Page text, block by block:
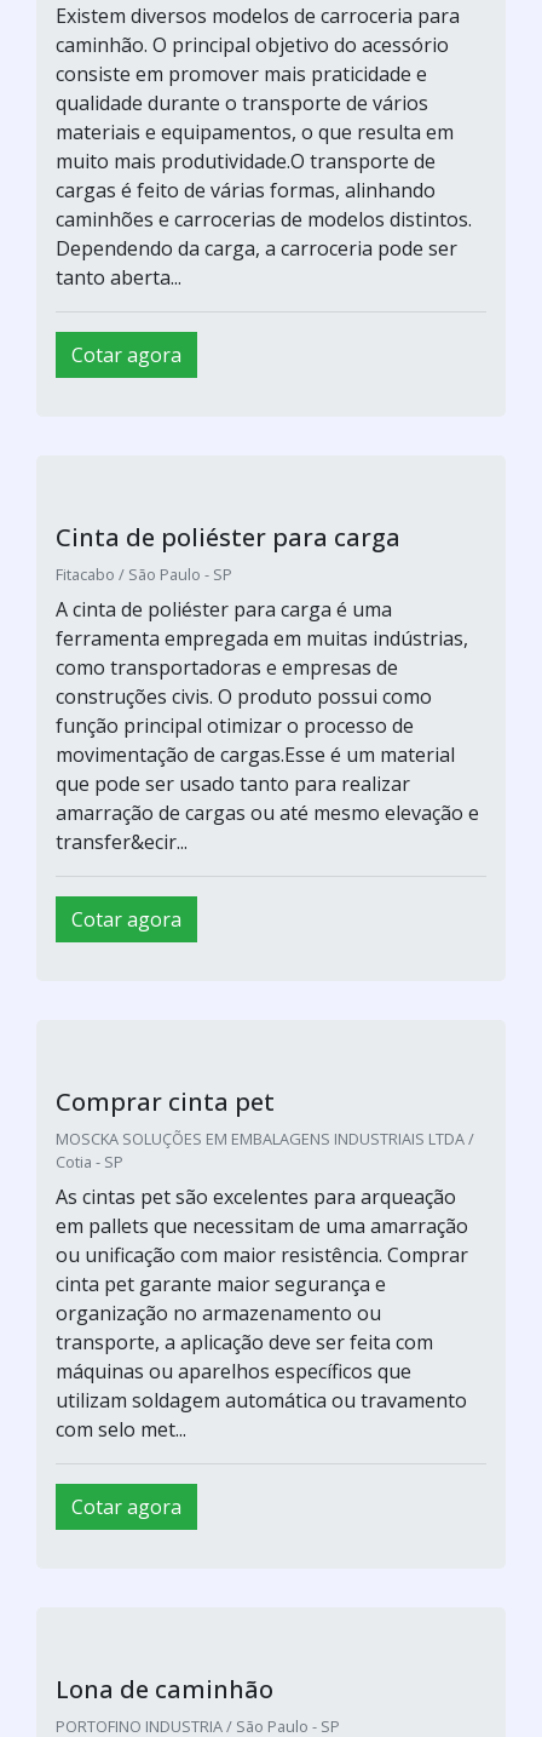
Existem diversos modelos de carroceria para
caminhão. O principal objetivo do acessório
consiste em promover mais praticidade e
qualidade durante o transporte de vários
materiais e equipamentos, o que resulta em
muito mais produtividade.O transporte de
cargas é feito de várias formas, alinhando
caminhões e carrocerias de modelos distintos.
Dependendo da carga, a carroceria pode ser
tanto aberta...
Cotar agora
Cinta de poliéster para carga
Fitacabo / São Paulo - SP
A cinta de poliéster para carga é uma
ferramenta empregada em muitas indústrias,
como transportadoras e empresas de
construções civis. O produto possui como
função principal otimizar o processo de
movimentação de cargas.Esse é um material
que pode ser usado tanto para realizar
amarração de cargas ou até mesmo elevação e
transfer&ecir...
Cotar agora
Comprar cinta pet
MOSCKA SOLUÇÕES EM EMBALAGENS INDUSTRIAIS LTDA /
Cotia - SP
As cintas pet são excelentes para arqueação
em pallets que necessitam de uma amarração
ou unificação com maior resistência. Comprar
cinta pet garante maior segurança e
organização no armazenamento ou
transporte, a aplicação deve ser feita com
máquinas ou aparelhos específicos que
utilizam soldagem automática ou travamento
com selo met...
Cotar agora
Lona de caminhão
PORTOFINO INDUSTRIA / São Paulo - SP